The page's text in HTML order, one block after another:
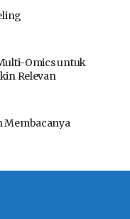
Omics untuk
Relevan
Membacanya